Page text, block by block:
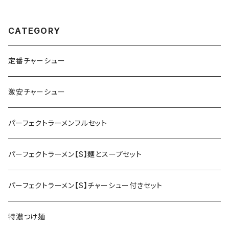
CATEGORY
定番チャーシュー
激安チャーシュー
パーフェクトラーメンフルセット
パーフェクトラーメン【S】麺とスープセット
パーフェクトラーメン【S】チャーシュー付きセット
特濃つけ麺